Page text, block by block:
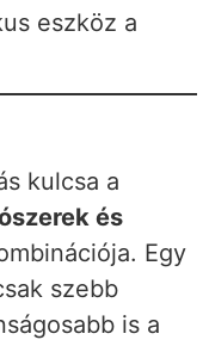
eszköz a
kulcsa a
és
Egy
szebb
is a